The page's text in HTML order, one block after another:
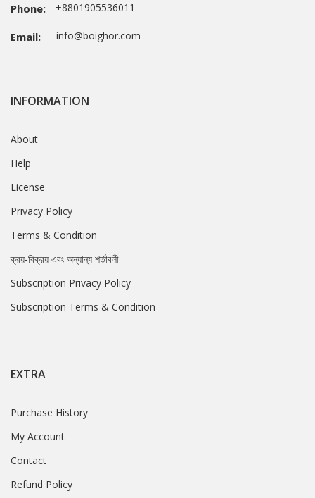
Phone: +8801905536011
Email: info@boighor.com
INFORMATION
About
Help
License
Privacy Policy
Terms & Condition
ক্রয়-বিক্রয় এবং অন্যান্য শর্তাবলী
Subscription Privacy Policy
Subscription Terms & Condition
EXTRA
Purchase History
My Account
Contact
Refund Policy